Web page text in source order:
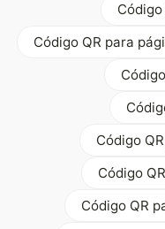
Código QR para
Código
Código
Código QR